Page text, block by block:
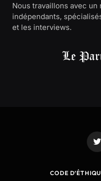
Nous travaillons avec
indépendants,
et les interviews.
CODE